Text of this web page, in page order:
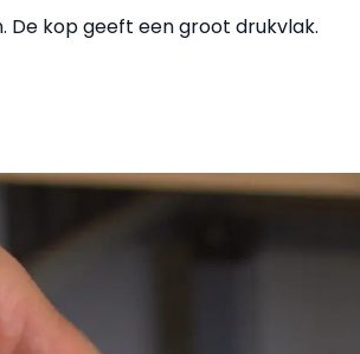
De kop geeft een groot drukvlak.